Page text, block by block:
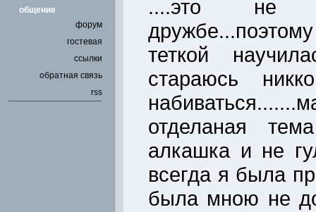
общение
форум
гостевая
ссылки
обратная связь
rss
....это не
теткой
стараюсь
отделаная
алкашка и не
всегда я была
была мною не